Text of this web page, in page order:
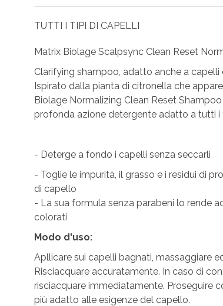
TUTTI I TIPI DI CAPELLI
Matrix Biolage Scalpsync Clean Reset
Clarifying shampoo, adatto anche a capelli
Ispirato dalla pianta di citronella che
Biolage Normalizing Clean Reset
profonda azione detergente adatto a tutti i
- Deterge a fondo i capelli senza seccarli
- Toglie le impurità, il grasso e i residui di
di capello
- La sua formula senza parabeni lo rende
colorati
Modo d'uso:
Apllicare sui capelli bagnati, massaggiare
Risciacquare accuratamente. In caso di
risciacquare immediatamente. Proseguire
più adatto alle esigenze del capello.